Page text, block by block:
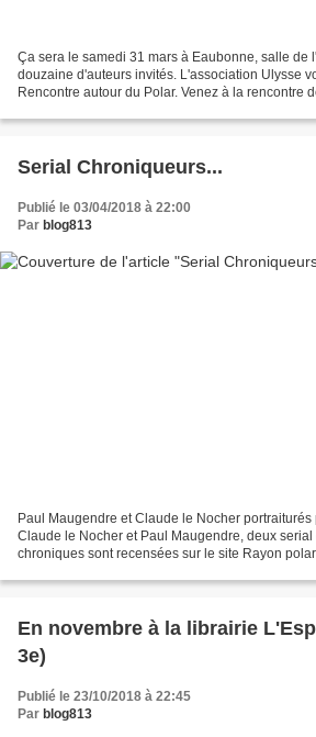
Ça sera le samedi 31 mars à Eaubonne, salle de
douzaine d'auteurs invités. L'association Ulysse
Rencontre autour du Polar. Venez à la rencontre
Serial Chroniqueurs...
Publié le 03/04/2018 à 22:00
Par blog813
Paul Maugendre et Claude le Nocher
Claude le Nocher et Paul Maugendre, deux
chroniques sont recensées sur le site Rayon
En novembre à la librairie
3e)
Publié le 23/10/2018 à 22:45
Par blog813